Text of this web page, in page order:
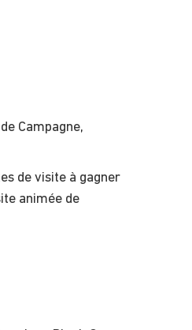
Campagne,
de visite à gagner
animée de